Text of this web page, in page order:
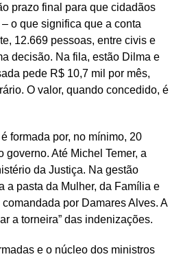
prazo final para que cidadãos
o que significa que a conta
12.669 pessoas, entre civis e
decisão. Na fila, estão Dilma e
pede R$ 10,7 mil por mês,
O valor, quando concedido, é
formada por, no mínimo, 20
governo. Até Michel Temer, a
da Justiça. Na gestão
a pasta da Mulher, da Família e
por Damares Alves. A
a torneira” das indenizações.
e o núcleo dos ministros